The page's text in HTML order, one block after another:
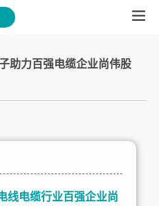
助力百强电缆企业尚伟股
线电缆行业百强企业尚